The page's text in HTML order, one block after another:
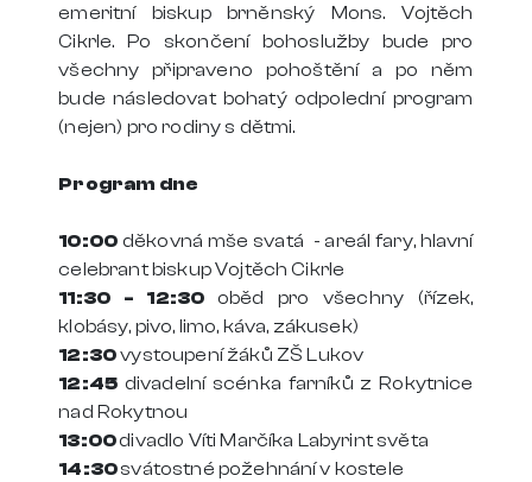
emeritní biskup brněnský Mons. Vojtěch
Cikrle. Po skončení bohoslužby bude pro
všechny připraveno pohoštění a po něm
bude následovat bohatý odpolední program
(nejen) pro rodiny s dětmi.
Program dne
10:00 děkovná mše svatá - areál fary, hlavní
celebrant biskup Vojtěch Cikrle
11:30 - 12:30 oběd pro všechny (řízek,
klobásy, pivo, limo, káva, zákusek)
12:30vystoupení žáků ZŠ Lukov
12:45 divadelní scénka farníků z Rokytnice
nad Rokytnou
13:00divadlo Víti Marčíka Labyrint světa
14:30svátostné požehnání v kostele